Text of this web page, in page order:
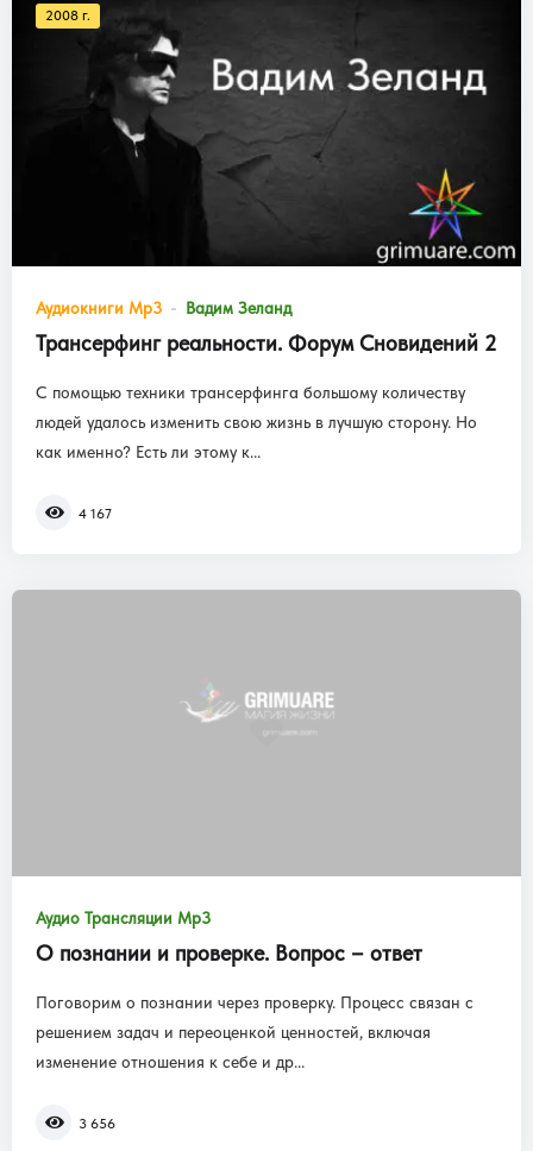
2008 г.
Аудиокниги Mp3 Вадим Зеланд
Трансерфинг реальности. Форум Сновидений 2
С помощью техники трансерфинга большому количеству
людей удалось изменить свою жизнь в лучшую сторону. Но
как именно? Есть ли этому к...
4 167
Аудио Трансляции Mp3
О познании и проверке. Вопрос – ответ
Поговорим о познании через проверку. Процесс связан с
решением задач и переоценкой ценностей, включая
изменение отношения к себе и др...
3 656